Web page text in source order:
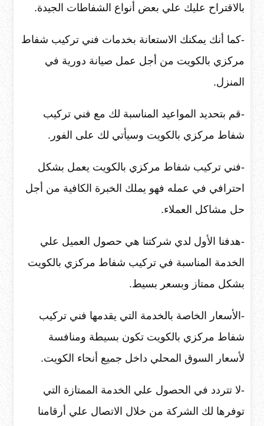
بالاقتراح عليك علي بعض أنواع الشفاطات الجيدة.
-كما أنك يمكنك الاستعانة بخدمات فني تركيب شفاط
مركزي بالكويت من أجل عمل صيانة دورية في
المنزل.
-قم بتحديد المواعيد المناسبة لك مع فني تركيب
شفاط مركزي بالكويت وسيأتي لك على الفور.
-فني تركيب شفاط مركزي بالكويت يعمل بشكل
احترافي في عمله فهو يملك الخبرة الكافية من أجل
حل مشاكل العملاء.
-هدفنا الأول لدي شركتنا هي حصول العميل علي
الخدمة المناسبة في تركيب شفاط مركزي بالكويت
بشكل ممتاز وبسعر بسيط.
-الأسعار الخاصة بالخدمة التي يقدمها فني تركيب
شفاط مركزي بالكويت تكون بسيطة ومنافسة
لأسعار السوق المحلي داخل جميع أنحاء الكويت.
-لا تتردد في الحصول علي الخدمة الممتازة التي
توفرها لك الشركة من خلال الاتصال علي أرقامنا